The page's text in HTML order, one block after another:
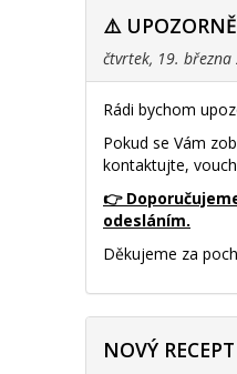
⚠️
čtvrtek, 19. března
Rádi bychom
Pokud se Vám
kontaktujte,
👉
odesláním.
Děkujeme za
NOVÝ